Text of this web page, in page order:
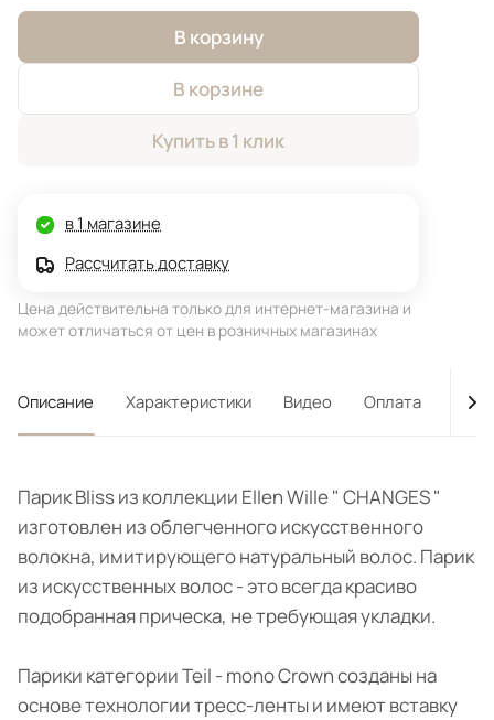
В корзину
В корзине
Купить в 1 клик
в 1 магазине
Рассчитать доставку
Цена действительна только для интернет-магазина и
может отличаться от цен в розничных магазинах
Описание Характеристики Видео Оплата
Парик Bliss из коллекции Ellen Wille " CHANGES "
изготовлен из облегченного искусственного
волокна, имитирующего натуральный волос. Парик
из искусственных волос - это всегда красиво
подобранная прическа, не требующая укладки.
Парики категории Teil - mono Crown созданы на
основе технологии тресс-ленты и имеют вставку